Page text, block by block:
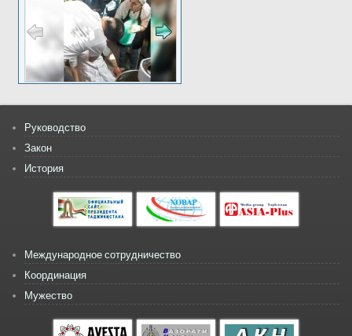
Руководство
Закон
История
Международное сотрудничество
Координация
Мужество